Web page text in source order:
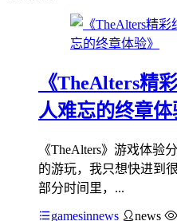
《TheAlters精
人难忘的终章体
《TheAlters》游戏体验
的游玩，我只想快进到
部分时间里，...
gamesinnews news